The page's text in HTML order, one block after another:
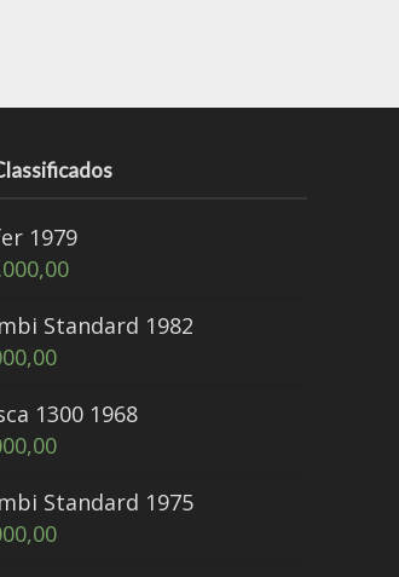
1979
Standard 1982
1300 1968
Standard 1975